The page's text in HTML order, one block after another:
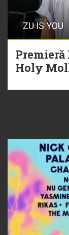
ZU IS YOU
Premieră
Holy